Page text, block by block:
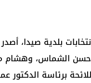
بلدية صيدا،
الشماس، وهشام
برئاسة الدكتور